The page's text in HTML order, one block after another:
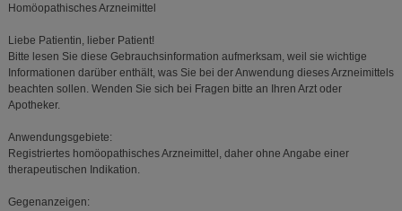
Homöopathisches Arzneimittel
Liebe Patientin, lieber Patient!
Bitte lesen Sie diese Gebrauchsinformation aufmerksam, weil sie wichtige
Informationen darüber enthält, was Sie bei der Anwendung dieses Arzneimittels
beachten sollen. Wenden Sie sich bei Fragen bitte an Ihren Arzt oder
Apotheker.
Anwendungsgebiete:
Registriertes homöopathisches Arzneimittel, daher ohne Angabe einer
therapeutischen Indikation.
Gegenanzeigen: